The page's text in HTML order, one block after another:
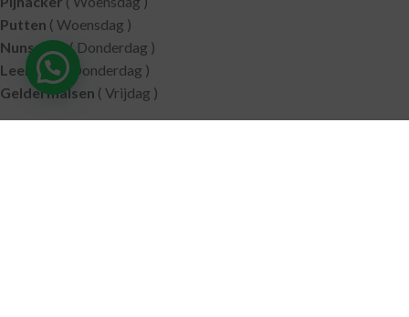
Putten ( Woensdag )
Nunspeet( Donderdag )
Leerdam ( Donderdag )
Geldermalsen ( Vrijdag )